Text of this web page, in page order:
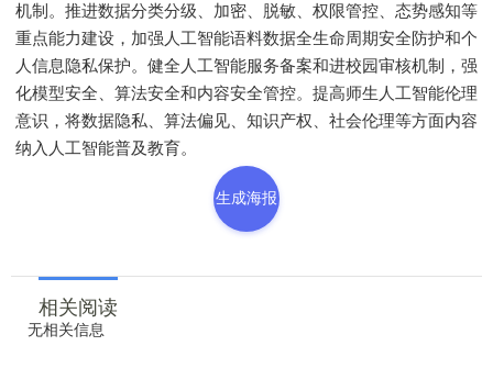
机制。推进数据分类分级、加密、脱敏、权限管控、态势感知等
重点能力建设，加强人工智能语料数据全生命周期安全防护和个
人信息隐私保护。健全人工智能服务备案和进校园审核机制，强
化模型安全、算法安全和内容安全管控。提高师生人工智能伦理
意识，将数据隐私、算法偏见、知识产权、社会伦理等方面内容
纳入人工智能普及教育。
生成海报
相关阅读
无相关信息